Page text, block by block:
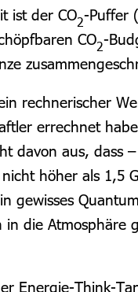
ist der CO2-Puffer
CO2-
rechnerischer
errechnet
davon aus, dass
höher als 1,5
gewisses
in die Atmosphäre
Energie-Think-